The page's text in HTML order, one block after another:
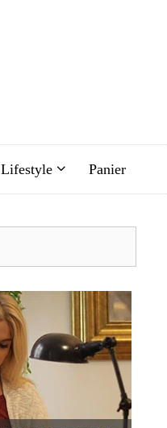
Lifestyle Panier